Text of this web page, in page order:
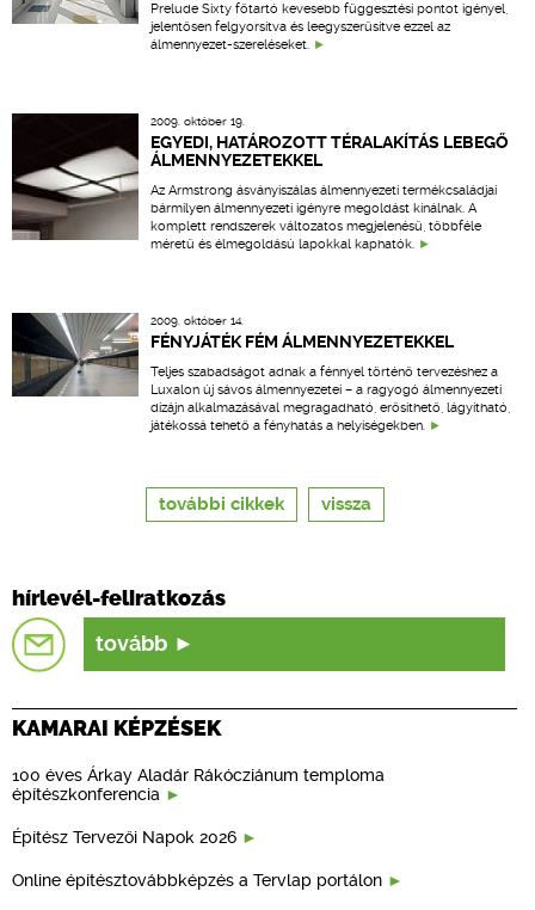
Prelude Sixty főtartó kevesebb függesztési pontot igényel,
jelentősen felgyorsítva és leegyszerűsítve ezzel az
álmennyezet-szereléseket.
2009. október 19.
EGYEDI, HATÁROZOTT TÉRALAKÍTÁS LEBEGŐ
ÁLMENNYEZETEKKEL
Az Armstrong ásványiszálas álmennyezeti termékcsaládjai
bármilyen álmennyezeti igényre megoldást kínálnak. A
komplett rendszerek változatos megjelenésű, többféle
méretű és élmegoldású lapokkal kaphatók.
2009. október 14.
FÉNYJÁTÉK FÉM ÁLMENNYEZETEKKEL
Teljes szabadságot adnak a fénnyel történő tervezéshez a
Luxalon új sávos álmennyezetei – a ragyogó álmennyezeti
dizájn alkalmazásával megragadható, erősíthető, lágyítható,
játékossá tehető a fényhatás a helyiségekben.
további cikkek vissza
hírlevél-feliratkozás
tovább
KAMARAI KÉPZÉSEK
100 éves Árkay Aladár Rákócziánum temploma
építészkonferencia
Építész Tervezői Napok 2026
Online építésztovábbképzés a Tervlap portálon